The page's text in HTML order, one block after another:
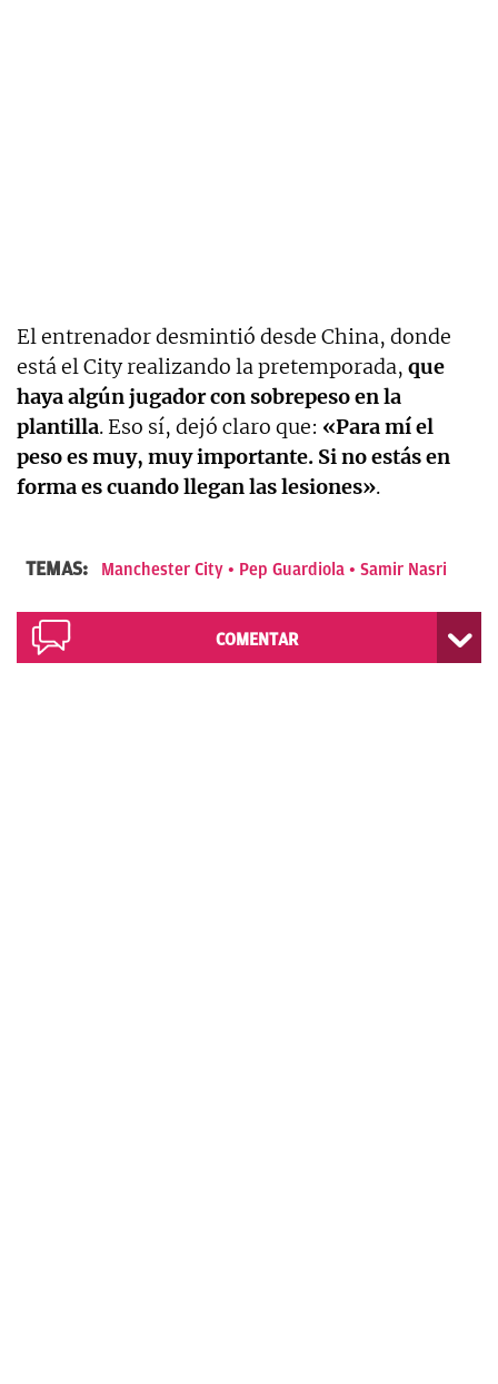
El entrenador desmintió desde China, donde
está el City realizando la pretemporada, que
haya algún jugador con sobrepeso en la
plantilla. Eso sí, dejó claro que: «Para mí el
peso es muy, muy importante. Si no estás en
forma es cuando llegan las lesiones».
TEMAS: Manchester City Pep Guardiola Samir Nasri
COMENTAR